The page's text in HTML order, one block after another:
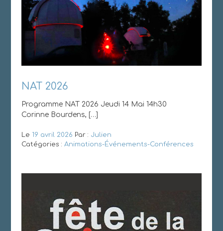
NAT 2026
Programme NAT 2026 Jeudi 14 Mai 14h30
Corinne Bourdens, […]
Le 19 avril 2026 Par : Julien
Catégories : Animations-Événements-Conférences